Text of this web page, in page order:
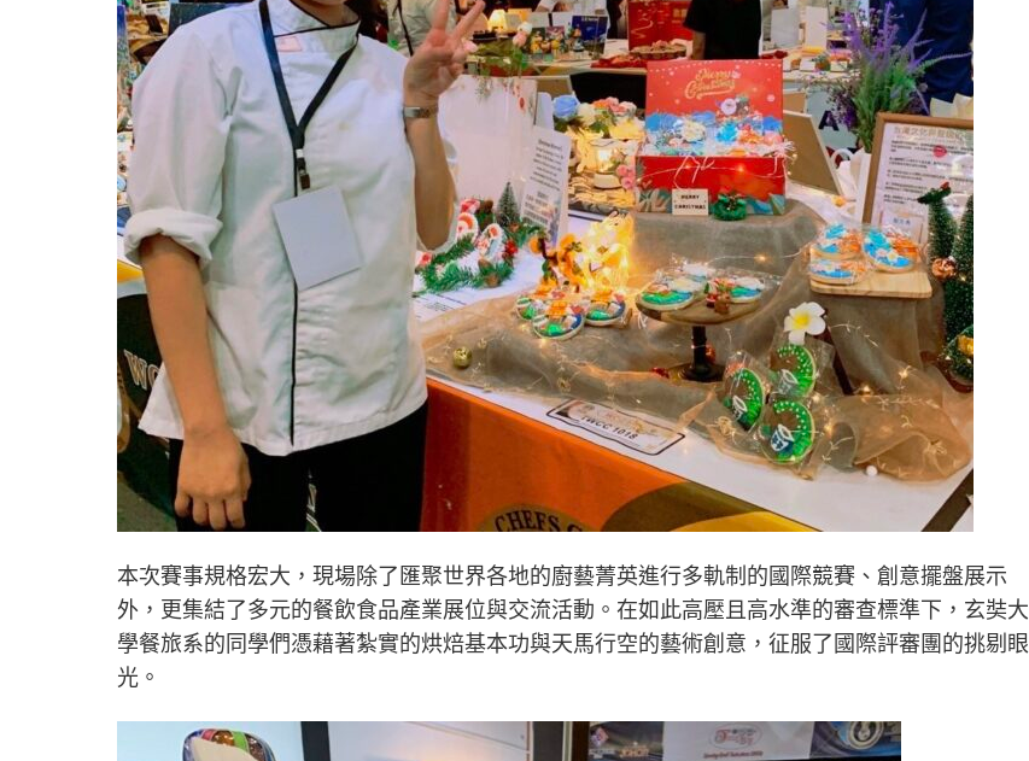
本次賽事規格宏大，現場除了匯聚世界各地的廚藝菁英進行多軌制的國際競賽、創意擺盤展示
外，更集結了多元的餐飲食品產業展位與交流活動。在如此高壓且高水準的審查標準下，玄奘大
學餐旅系的同學們憑藉著紮實的烘焙基本功與天馬行空的藝術創意，征服了國際評審團的挑剔眼
光。